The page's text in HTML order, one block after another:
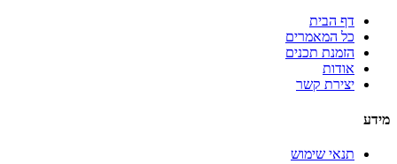
דף הבית
כל המאמרים
הזמנת תכנים
אודות
יצירת קשר
מידע
תנאי שימוש